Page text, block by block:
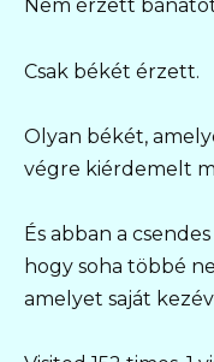
Nem érzett
Csak békét érzett.
Olyan békét,
végre kiérdemelt
És abban a
hogy soha többé
amelyet saját